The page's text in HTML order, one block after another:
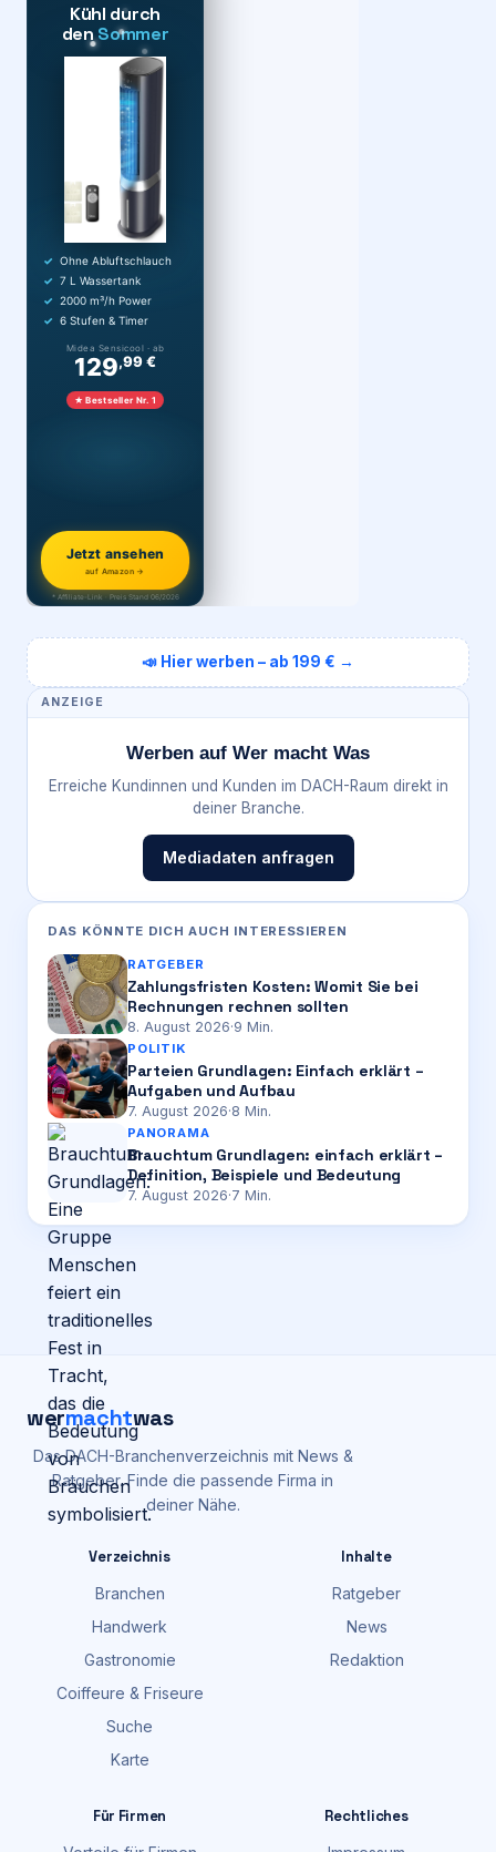
Kühl durch
denSommer
Ohne Abluftschlauch
7 L Wassertank
2000 m³/h Power
6 Stufen & Timer
Midea Sensicool · ab
129,99 €
★ Bestseller Nr. 1
Jetzt ansehen
auf Amazon →
* Affiliate-Link · Preis Stand 06/2026
📣 Hier werben – ab 199 € →
ANZEIGE
Werben auf Wer macht Was
Erreiche Kundinnen und Kunden im DACH-Raum direkt in
deiner Branche.
Mediadaten anfragen
DAS KÖNNTE DICH AUCH INTERESSIEREN
RATGEBER
Zahlungsfristen Kosten: Womit Sie bei
Rechnungen rechnen sollten
8. August 2026·9 Min.
POLITIK
Parteien Grundlagen: Einfach erklärt –
Aufgaben und Aufbau
7. August 2026·8 Min.
PANORAMA
Brauchtum Grundlagen: einfach erklärt –
Definition, Beispiele und Bedeutung
7. August 2026·7 Min.
wermachtwas
Das DACH-Branchenverzeichnis mit News &
Ratgeber. Finde die passende Firma in
deiner Nähe.
Verzeichnis
Branchen
Handwerk
Gastronomie
Coiffeure & Friseure
Suche
Karte
Inhalte
Ratgeber
News
Redaktion
Für Firmen
Rechtliches